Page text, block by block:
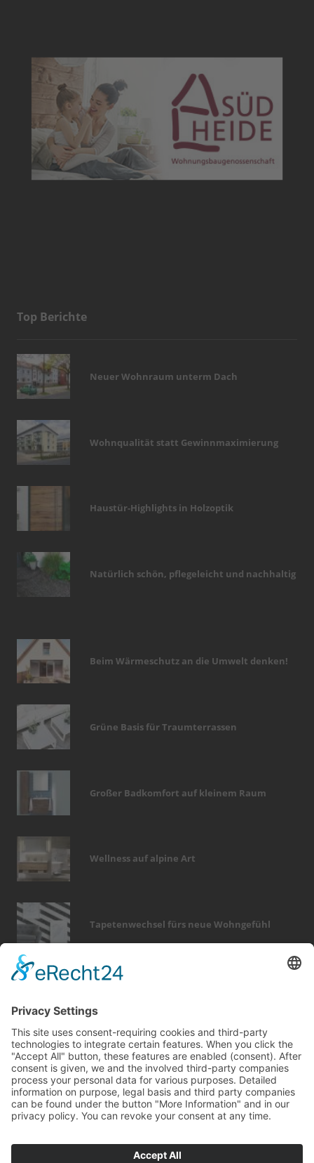
Top Berichte
Neuer Wohnraum unterm Dach
Wohnqualität statt Gewinnmaximierung
Haustür-Highlights in Holzoptik
Natürlich schön, pflegeleicht und nachhaltig
Beim Wärmeschutz an die Umwelt denken!
Grüne Basis für Traumterrassen
Großer Badkomfort auf kleinem Raum
Wellness auf alpine Art
Tapetenwechsel fürs neue Wohngefühl
modernisieren zaun küche
smart home
wellness
badezimmer förderung
hausbau
fenster
entfeuchtung feuer sanieren
möbel
sicherheit
fußboden dach holz
heizung